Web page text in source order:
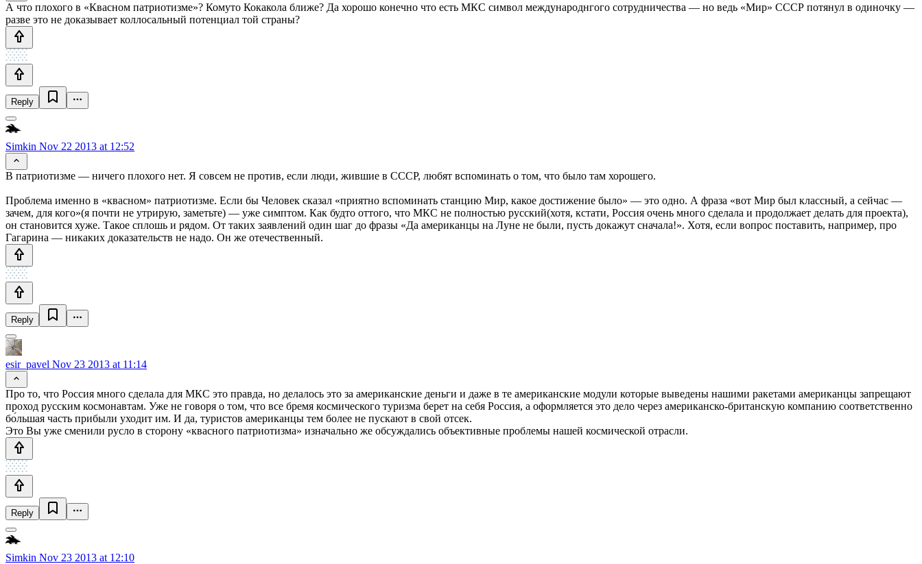
А что плохого в «Квасном патриотизме»? Комуто Кокакола ближе? Да хорошо конечно что есть МКС символ международнгого сотрудничества — но ведь «Мир» СССР потянул в одиночку —
разве это не доказывает коллосальный потенциал той страны?
Reply
Simkin Nov 22 2013 at 12:52
В патриотизме — ничего плохого нет. Я совсем не против, если люди, жившие в СССР, любят вспоминать о том, что было там хорошего.
Проблема именно в «квасном» патриотизме. Если бы Человек сказал «приятно вспоминать станцию Мир, какое достижение было» — это одно. А фраза «вот Мир был классный, а сейчас —
зачем, для кого»(я почти не утрирую, заметьте) — уже симптом. Как будто оттого, что МКС не полностью русский(хотя, кстати, Россия очень много сделала и продолжает делать для проекта),
он становится хуже. Такое сплошь и рядом. От таких заявлений один шаг до фразы «Да американцы на Луне не были, пусть докажут сначала!». Хотя, если вопрос поставить, например, про
Гагарина — никаких доказательств не надо. Он же отечественный.
Reply
esir_pavel Nov 23 2013 at 11:14
Про то, что Россия много сделала для МКС это правда, но делалось это за американские деньги и даже в те американские модули которые выведены нашими ракетами американцы запрещают
проход русским космонавтам. Уже не говоря о том, что все бремя космического туризма берет на себя Россия, а оформляется это дело через американско-британскую компанию соответственно
бо́льшая часть прибыли уходит им. И да, туристов американцы тем более не пускают в свой отсек.
Это Вы уже сменили русло в сторону «квасного патриотизма» изначально же обсуждались объективные проблемы нашей космической отрасли.
Reply
Simkin Nov 23 2013 at 12:10